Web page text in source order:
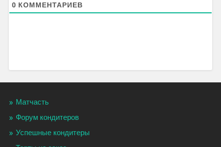
0 КОММЕНТАРИЕВ
Матчасть
Форум кондитеров
Успешные кондитеры